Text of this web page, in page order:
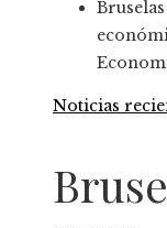
Noticias